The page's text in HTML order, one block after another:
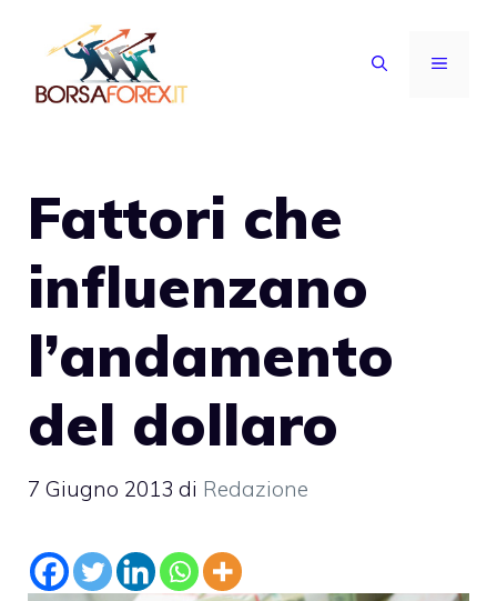
contenuto
MENU
Fattori che
influenzano
l’andamento
del dollaro
7 Giugno 2013 di Redazione